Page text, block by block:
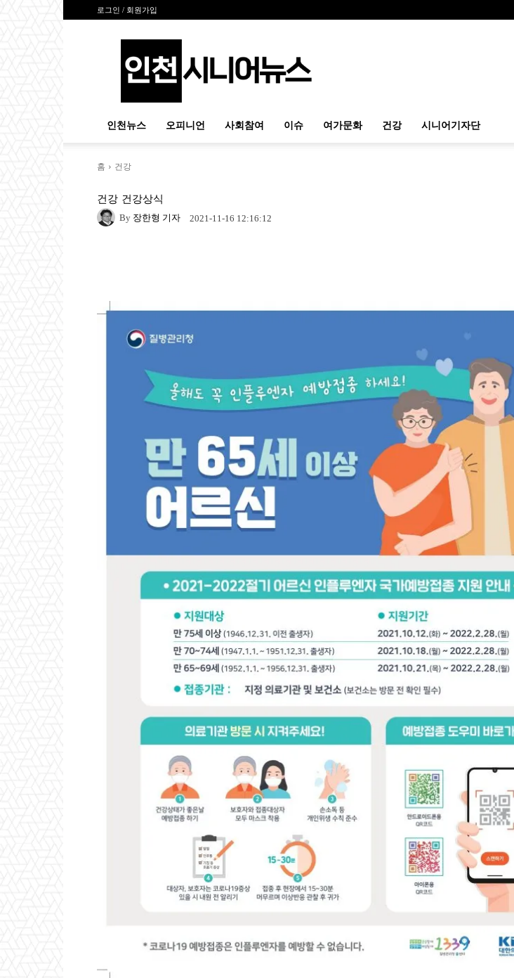
로그인 / 회원가입
시
인천뉴스 오피니언 사회참여 이슈 여가문화 건강 시니어기자단
홈 건강
건강 건강상식
By 장한형 기자 2021-11-16 12:16:12